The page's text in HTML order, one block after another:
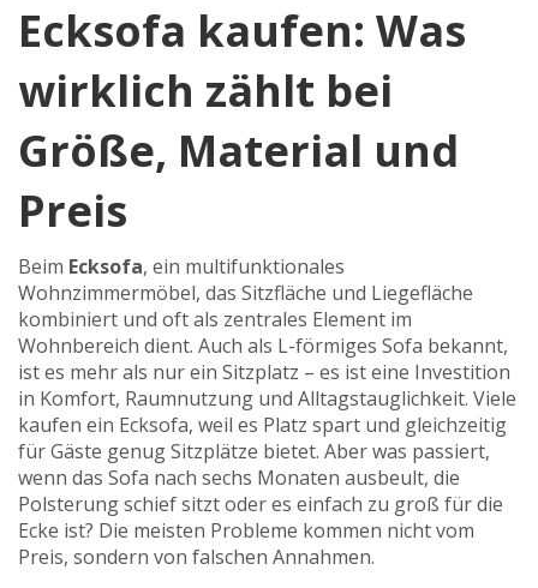
Ecksofa kaufen: Was
wirklich zählt bei
Größe, Material und
Preis
Beim Ecksofa, ein multifunktionales
Wohnzimmermöbel, das Sitzfläche und Liegefläche
kombiniert und oft als zentrales Element im
Wohnbereich dient. Auch als L-förmiges Sofa bekannt,
ist es mehr als nur ein Sitzplatz – es ist eine Investition
in Komfort, Raumnutzung und Alltagstauglichkeit. Viele
kaufen ein Ecksofa, weil es Platz spart und gleichzeitig
für Gäste genug Sitzplätze bietet. Aber was passiert,
wenn das Sofa nach sechs Monaten ausbeult, die
Polsterung schief sitzt oder es einfach zu groß für die
Ecke ist? Die meisten Probleme kommen nicht vom
Preis, sondern von falschen Annahmen.